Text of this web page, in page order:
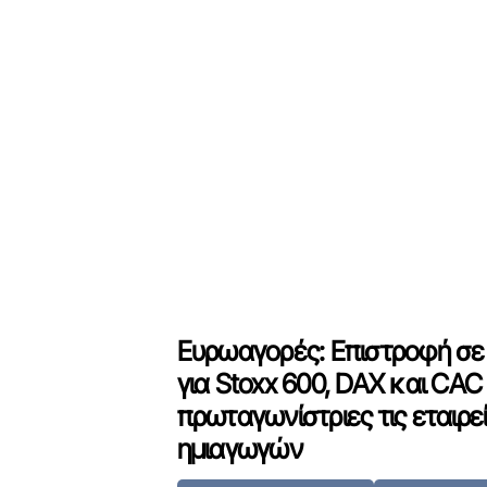
Ευρωαγορές: Επιστροφή
για Stoxx 600, DAX και
πρωταγωνίστριες τις
ημιαγωγών